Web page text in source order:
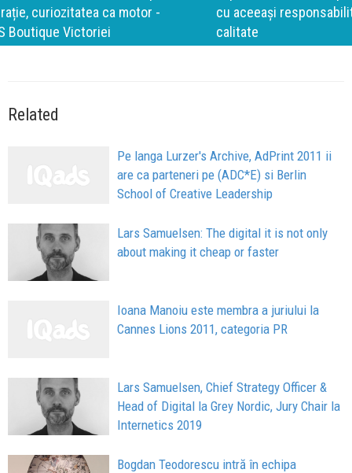
cu aceeași responsabilitate față de oameni, siguranță și
calitate
Related
Pe langa Lurzer's Archive, AdPrint 2011 ii
are ca parteneri pe (ADC*E) si Berlin
School of Creative Leadership
Lars Samuelsen: The digital it is not only
about making it cheap or faster
Ioana Manoiu este membra a juriului la
Cannes Lions 2011, categoria PR
Lars Samuelsen, Chief Strategy Officer &
Head of Digital la Grey Nordic, Jury Chair la
Internetics 2019
Bogdan Teodorescu intră în echipa